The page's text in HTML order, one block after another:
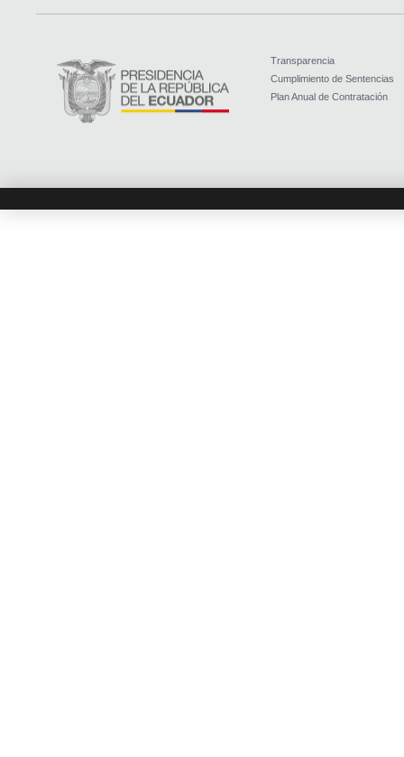
Transparencia
Cumplimiento de Sentencias
Plan Anual de Contratación